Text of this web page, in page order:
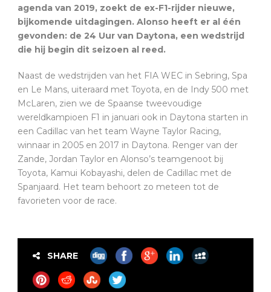
agenda van 2019, zoekt de ex-F1-rijder nieuwe,
bijkomende uitdagingen. Alonso heeft er al één
gevonden: de 24 Uur van Daytona, een wedstrijd
die hij begin dit seizoen al reed.
Naast de wedstrijden van het FIA WEC in Sebring, Spa
en Le Mans, uiteraard met Toyota, en de Indy 500 met
McLaren, zien we de Spaanse tweevoudige
wereldkampioen F1 in januari ook in Daytona starten in
een Cadillac van het team Wayne Taylor Racing,
winnaar in 2005 en 2017 in Daytona. Renger van der
Zande, Jordan Taylor en Alonso’s teamgenoot bij
Toyota, Kamui Kobayashi, delen de Cadillac met de
Spanjaard. Het team behoort zo meteen tot de
favorieten voor de race.
SHARE